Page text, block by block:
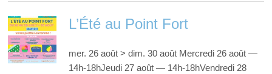
L’Été au Point Fort
mer. 26 août > dim. 30 août Mercredi 26 août —
14h-18hJeudi 27 août — 14h-18hVendredi 28